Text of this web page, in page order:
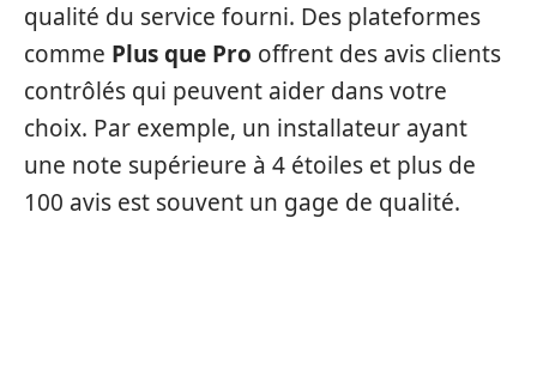
qualité du service fourni. Des plateformes
comme Plus que Pro offrent des avis clients
contrôlés qui peuvent aider dans votre
choix. Par exemple, un installateur ayant
une note supérieure à 4 étoiles et plus de
100 avis est souvent un gage de qualité.